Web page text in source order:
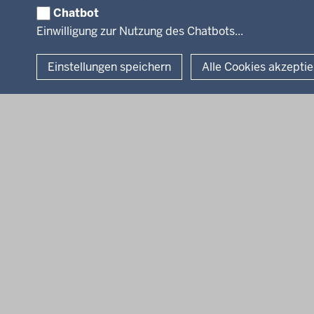
Chatbot
Einwilligung zur Nutzung des Chatbots...
Einstellungen speichern Alle Cookies
© 2026 Bezirksregierung Köln